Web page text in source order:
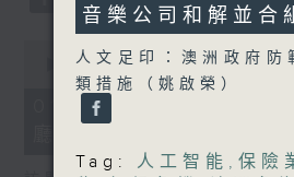
seconds
minutes,
seconds
00:00
01/08/2026 - AI模型
音樂公司和解並合
人文足印：澳洲政府防
類措施（姚啟榮）
Tag: 人工智能 , 保險